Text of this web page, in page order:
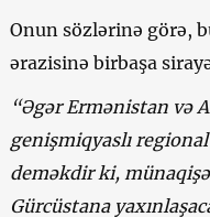
Onun sözlərinə görə,
ərazisinə birbaşa
“Əgər Ermənistan və
genişmiqyaslı
deməkdir ki, münaqişə
Gürcüstana